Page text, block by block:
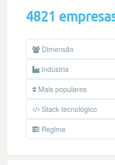
4821
Dimensão
Indústria
Mais populares
Stack tecnológico
Regime